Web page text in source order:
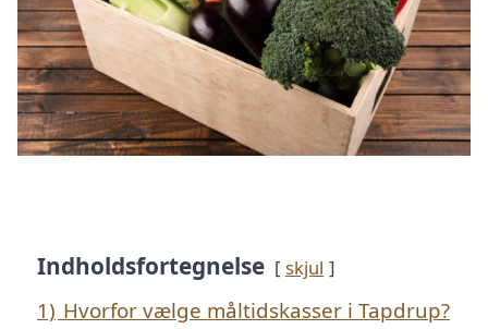
Indholdsfortegnelse skjul
1) Hvorfor vælge måltidskasser i Tapdrup?